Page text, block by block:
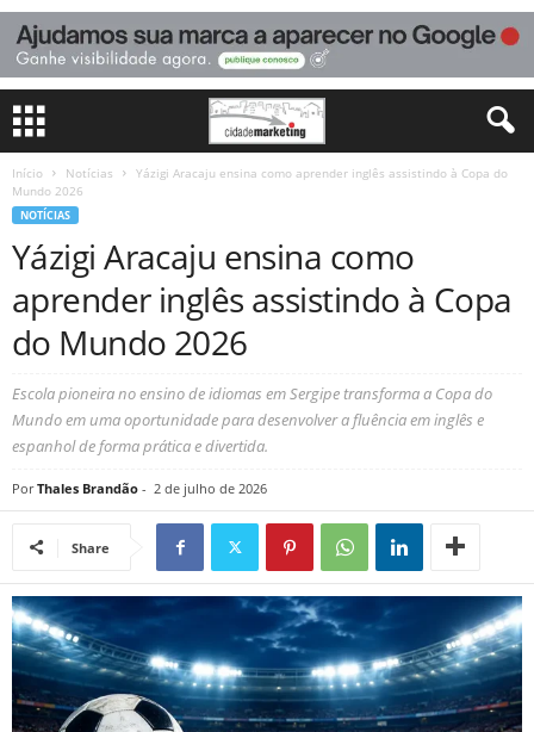
Início Notícias
Yázigi Aracaju ensina como aprender inglês assistindo à Copa do
Mundo 2026
NOTÍCIAS
Yázigi Aracaju ensina como
aprender inglês assistindo à Copa
do Mundo 2026
Escola pioneira no ensino de idiomas em Sergipe transforma a Copa do
Mundo em uma oportunidade para desenvolver a fluência em inglês e
espanhol de forma prática e divertida.
Por Thales Brandão - 2 de julho de 2026
Share